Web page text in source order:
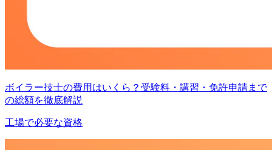
ボイラー技士の費用はいくら？受験料・講習・免許申請まで
の総額を徹底解説
工場で必要な資格